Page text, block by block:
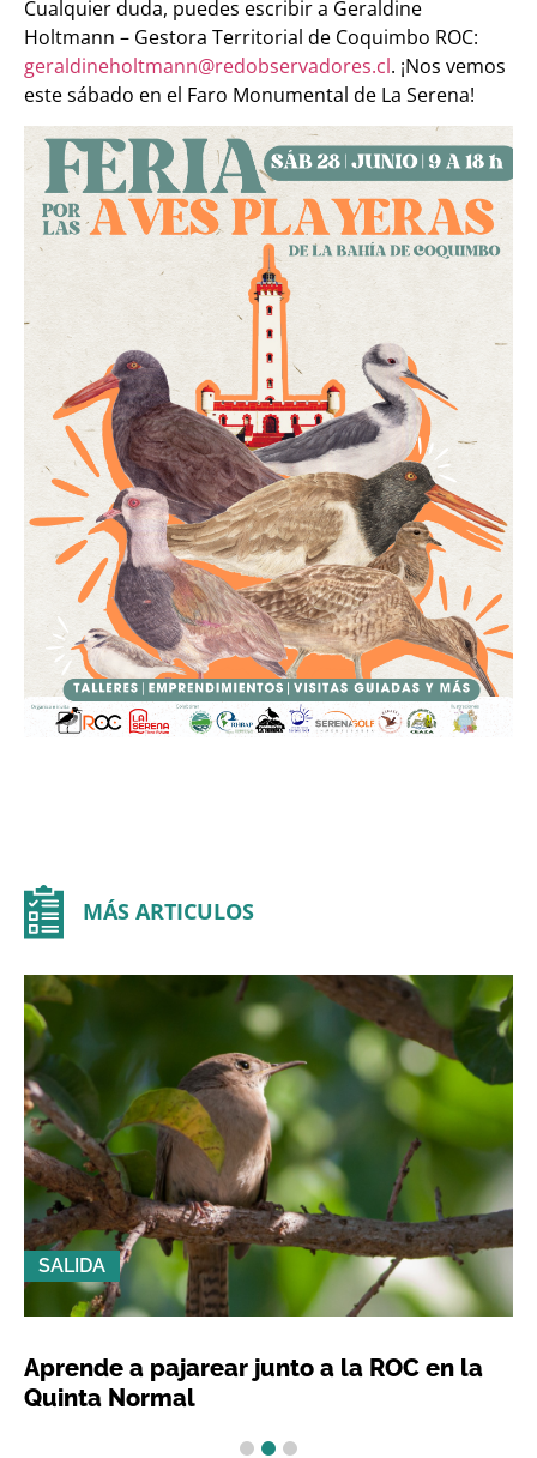
Cualquier duda, puedes escribir a Geraldine
Holtmann – Gestora Territorial de Coquimbo ROC:
geraldineholtmann@redobservadores.cl. ¡Nos vemos
este sábado en el Faro Monumental de La Serena!
MÁS ARTICULOS
SALIDA
Aprende a pajarear junto a la ROC en la
Quinta Normal